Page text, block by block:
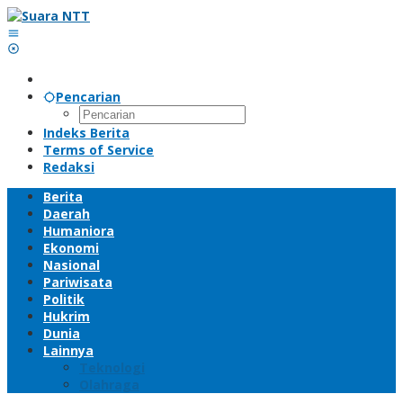
Lewati
ke
konten
Pencarian
Indeks Berita
Terms of Service
Redaksi
Berita
Daerah
Humaniora
Ekonomi
Nasional
Pariwisata
Politik
Hukrim
Dunia
Lainnya
Teknologi
Olahraga